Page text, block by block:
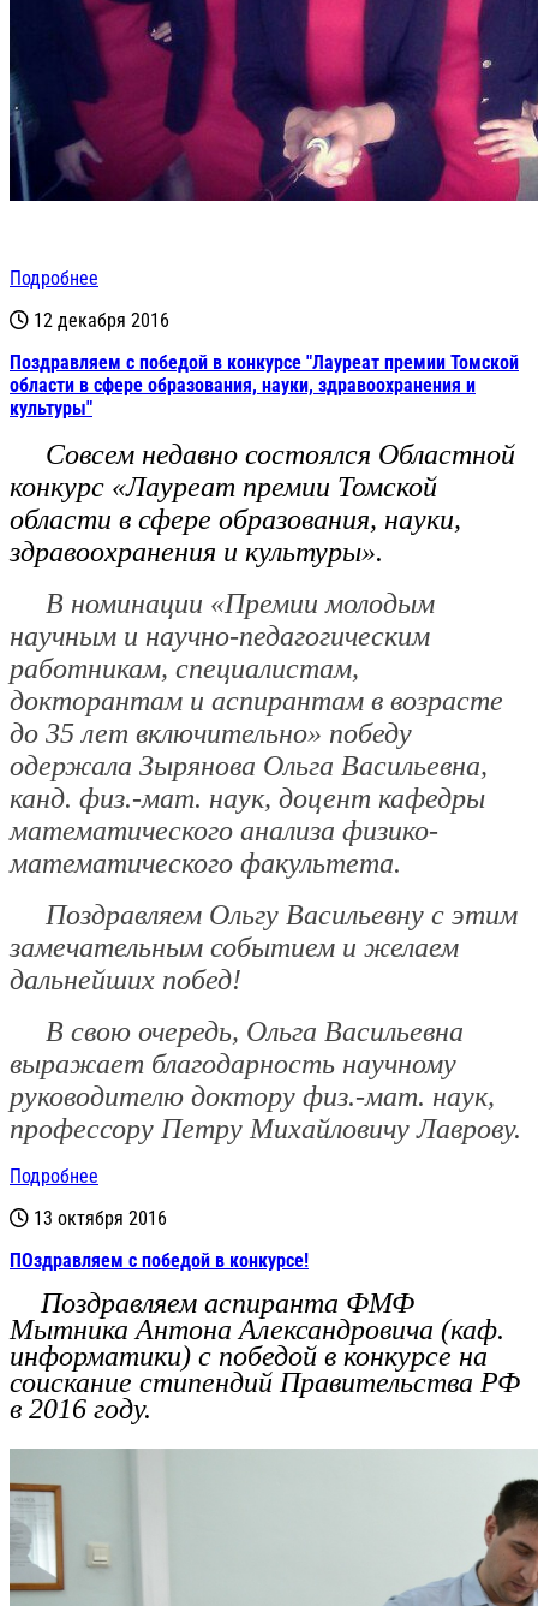
Подробнее
12 декабря 2016
Поздравляем с победой в конкурсе "Лауреат премии Томской
области в сфере образования, науки, здравоохранения и
культуры"
Совсем недавно состоялся Областной
конкурс «Лауреат премии Томской
области в сфере образования, науки,
здравоохранения и культуры».
В номинации «Премии молодым
научным и научно-педагогическим
работникам, специалистам,
докторантам и аспирантам в возрасте
до 35 лет включительно» победу
одержала Зырянова Ольга Васильевна,
канд. физ.-мат. наук, доцент кафедры
математического анализа физико-
математического факультета.
Поздравляем Ольгу Васильевну с этим
замечательным событием и желаем
дальнейших побед!
В свою очередь, Ольга Васильевна
выражает благодарность научному
руководителю доктору физ.-мат. наук,
профессору Петру Михайловичу Лаврову.
Подробнее
13 октября 2016
ПОздравляем с победой в конкурсе!
Поздравляем аспиранта ФМФ
Мытника Антона Александровича (каф.
информатики) с победой в конкурсе на
соискание стипендий Правительства РФ
в 2016 году.